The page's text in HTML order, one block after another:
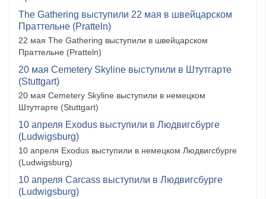
The Gathering выступили 22 мая в швейцарском
Праттельне (Pratteln)
22 мая The Gathering выступили в швейцарском
Праттельне (Pratteln)
20 мая Cemetery Skyline выступили в Штутгарте
(Stuttgart)
20 мая Cemetery Skyline выступили в немецком
Штутгарте (Stuttgart)
10 апреля Exodus выступили в Людвигсбурге
(Ludwigsburg)
10 апреля Exodus выступили в немецком Людвигсбурге
(Ludwigsburg)
10 апреля Carcass выступили в Людвигсбурге
(Ludwigsburg)